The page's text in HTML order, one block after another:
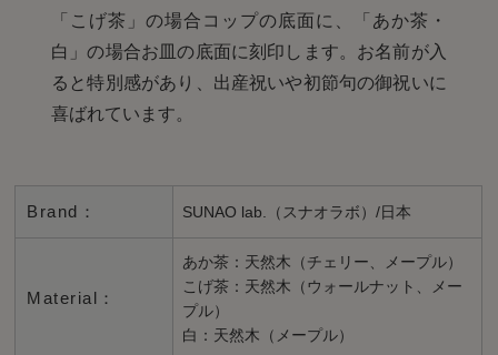
「こげ茶」の場合コップの底面に、「あか茶・
白」の場合お皿の底面に刻印します。お名前が入
ると特別感があり、出産祝いや初節句の御祝いに
喜ばれています。
Brand： SUNAO lab.（スナオラボ）/日本
Material：
あか茶：天然木（チェリー、メープル）
こげ茶：天然木（ウォールナット、メー
プル）
白：天然木（メープル）